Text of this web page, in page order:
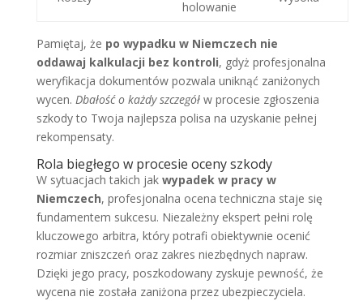
holowanie
Pamiętaj, że po wypadku w Niemczech nie
oddawaj kalkulacji bez kontroli, gdyż profesjonalna
weryfikacja dokumentów pozwala uniknąć zaniżonych
wycen. Dbałość o każdy szczegółw procesie zgłoszenia
szkody to Twoja najlepsza polisa na uzyskanie pełnej
rekompensaty.
Rola biegłego w procesie oceny szkody
W sytuacjach takich jak wypadek w pracy w
Niemczech, profesjonalna ocena techniczna staje się
fundamentem sukcesu. Niezależny ekspert pełni rolę
kluczowego arbitra, który potrafi obiektywnie ocenić
rozmiar zniszczeń oraz zakres niezbędnych napraw.
Dzięki jego pracy, poszkodowany zyskuje pewność, że
wycena nie została zaniżona przez ubezpieczyciela.